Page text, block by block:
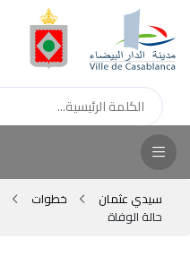
سيدي عثمان خطوات
حالة الوفاة